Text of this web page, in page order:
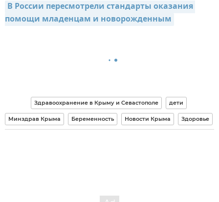
В России пересмотрели стандарты оказания
помощи младенцам и новорожденным
Здравоохранение в Крыму и Севастополе дети
Минздрав Крыма Беременность Новости Крыма Здоровье